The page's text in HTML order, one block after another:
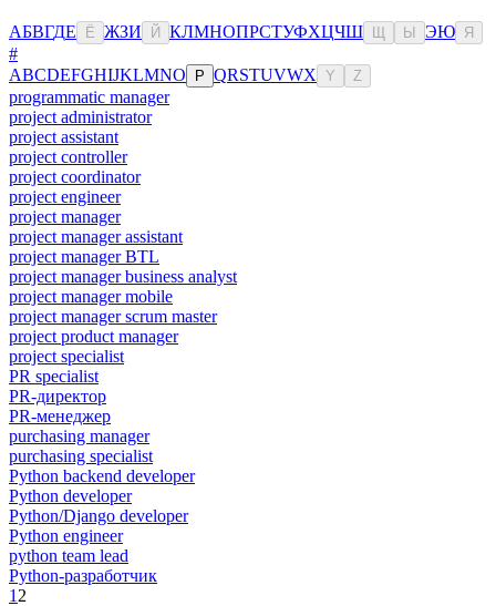
АБВГДЕ Ё ЖЗИ Й КЛМНОПРСТУФХЦЧШ Ы ЭЮ Я
#
ABCDEFGHIJKLMNO P QRSTUVWX Y Z
programmatic manager
project administrator
project assistant
project controller
project coordinator
project engineer
project manager
project manager assistant
project manager BTL
project manager business analyst
project manager mobile
project manager scrum master
project product manager
project specialist
PR specialist
PR-директор
PR-менеджер
purchasing manager
purchasing specialist
Python backend developer
Python developer
Python/Django developer
Python engineer
python team lead
Python-разработчик
1 2